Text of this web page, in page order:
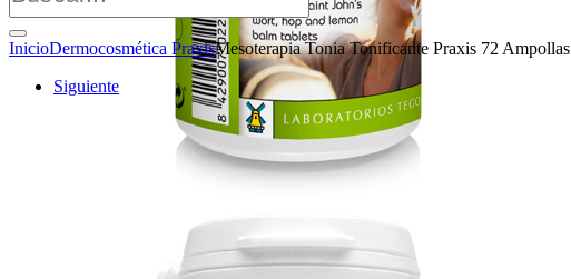
InicioDermocosmética PraxisMesoterapia Tonia Tonificante Praxis 72 Ampollas
Siguiente